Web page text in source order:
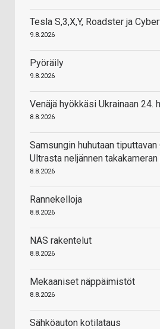
Tesla S,3,X,Y, Roadster ja
9.8.2026
Pyöräily
9.8.2026
Venäjä hyökkäsi Ukrainaan 24.
8.8.2026
Samsungin huhutaan tiputtavan
Ultrasta neljännen
8.8.2026
Rannekelloja
8.8.2026
NAS rakentelut
8.8.2026
Mekaaniset näppäimistöt
8.8.2026
Sähköauton kotilataus